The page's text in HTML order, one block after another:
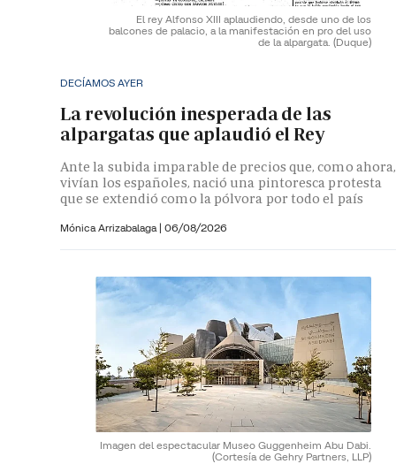
El rey Alfonso XIII aplaudiendo, desde uno de los
balcones de palacio, a la manifestación en pro del uso
de la alpargata. (Duque)
DECÍAMOS AYER
La revolución inesperada de las
alpargatas que aplaudió el Rey
Ante la subida imparable de precios que, como ahora,
vivían los españoles, nació una pintoresca protesta
que se extendió como la pólvora por todo el país
Mónica Arrizabalaga | 06/08/2026
Imagen del espectacular Museo Guggenheim Abu Dabi.
(Cortesía de Gehry Partners, LLP)